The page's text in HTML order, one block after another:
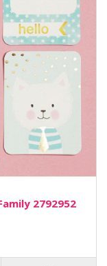
2792952